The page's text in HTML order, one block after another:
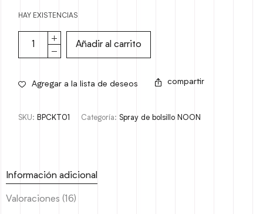
HAY EXISTENCIAS
Añadir al carrito
Agregar a la lista de deseos compartir
SKU: BPCKT01 Categoría: Spray de bolsillo NOON
Información adicional
Valoraciones (16)